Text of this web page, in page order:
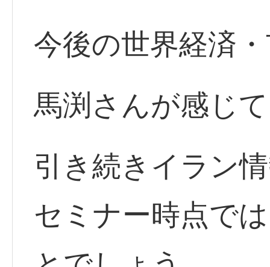
今後の世界経済
馬渕さんが感じ
引き続きイラン
セミナー時点で